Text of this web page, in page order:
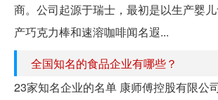
商。公司起源于瑞士，最初是以生产婴
产巧克力棒和速溶咖啡闻名遐...
全国知名的食品企业有哪些？
23家知名企业的名单 康师傅控股有限公